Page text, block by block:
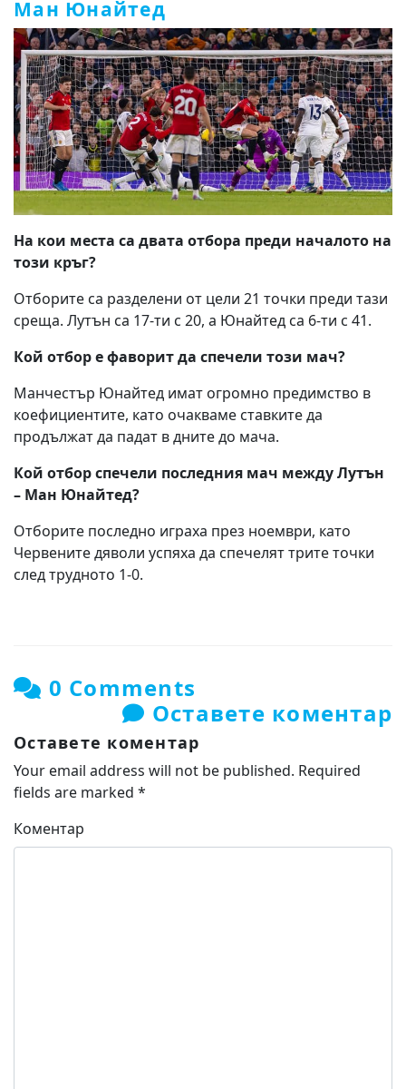
Ман Юнайтед
На кои места са двата отбора преди началото на
този кръг?
Отборите са разделени от цели 21 точки преди тази
среща. Лутън са 17-ти с 20, а Юнайтед са 6-ти с 41.
Кой отбор е фаворит да спечели този мач?
Манчестър Юнайтед имат огромно предимство в
коефициентите, като очакваме ставките да
продължат да падат в дните до мача.
Кой отбор спечели последния мач между Лутън
– Ман Юнайтед?
Отборите последно играха през ноември, като
Червените дяволи успяха да спечелят трите точки
след трудното 1-0.
0 Comments
Оставете коментар
Оставете коментар
Your email address will not be published. Required
fields are marked *
Коментар